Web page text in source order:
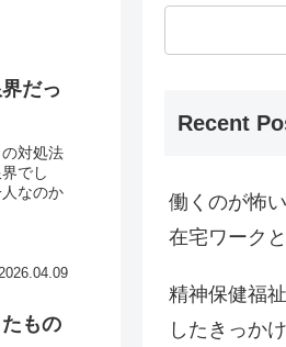
だっ
対処法
でし
なのか
もの
Recent
働くのが怖
在宅ワーク
精神保健福
したきっか